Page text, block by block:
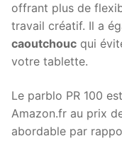
offrant plus de
travail créatif. Il a
caoutchouc qui
votre tablette.
Le parblo PR 100
Amazon.fr au prix
abordable par